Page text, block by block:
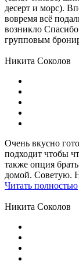
десерт и морс).
вовремя всё
возникло
групповым
Никита Соколов
Очень вкусно
подходит чтобы
также опция
домой. Советую.
Читать полностью
Никита Соколов